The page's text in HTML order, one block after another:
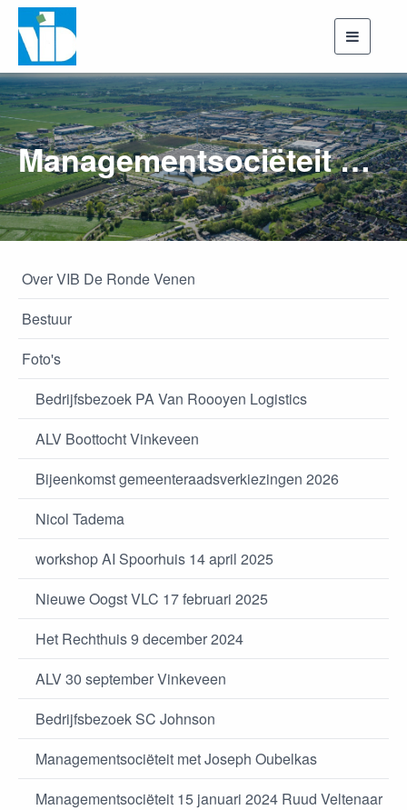
Toggle
Managementsociëteit met Guido Thys 27 november 2023
Over VIB De Ronde Venen
Bestuur
Foto's
Bedrijfsbezoek PA Van Roooyen Logistics
ALV Boottocht Vinkeveen
Bijeenkomst gemeenteraadsverkiezingen 2026
Nicol Tadema
workshop AI Spoorhuis 14 april 2025
Nieuwe Oogst VLC 17 februari 2025
Het Rechthuis 9 december 2024
ALV 30 september Vinkeveen
Bedrijfsbezoek SC Johnson
Managementsociëteit met Joseph Oubelkas
Managementsociëteit 15 januari 2024 Ruud Veltenaar